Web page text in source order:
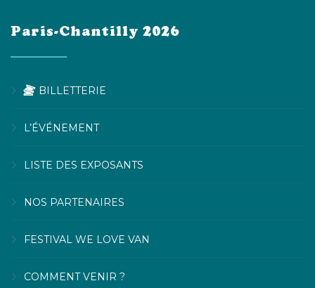
Paris-Chantilly 2026
BILLETTERIE
L’ÉVÉNEMENT
LISTE DES EXPOSANTS
NOS PARTENAIRES
FESTIVAL WE LOVE VAN
COMMENT VENIR ?